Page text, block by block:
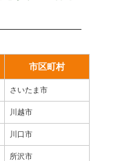
市区町村
さいたま市
川越市
川口市
所沢市